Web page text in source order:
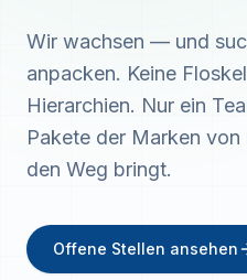
Wir wachsen — und
anpacken. Keine
Hierarchien. Nur ein
Pakete der Marken
den Weg bringt.
Offene Stellen ansehen